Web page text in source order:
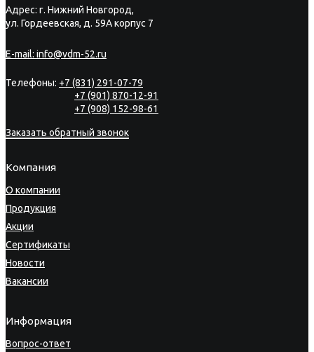
Адрес: г. Нижний Новгород,
ул. Гордеевская, д. 59А корпус 7
E-mail: info@vdm-52.ru
Телефоны: +7 (831) 291-07-79
+7 (901) 870-12-91
+7 (908) 152-98-61
Заказать обратный звонок
Компания
О компании
Продукция
Акции
Сертификаты
Новости
Вакансии
Информация
Вопрос-ответ